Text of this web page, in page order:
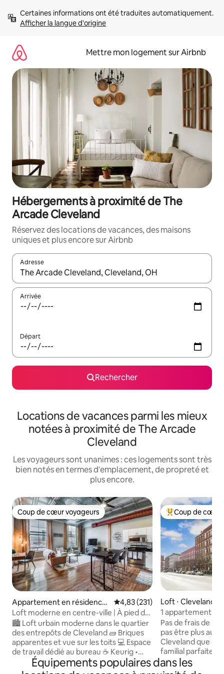
directement
Afficher la langue d'origine
Mettre mon logement sur Airbnb
Hébergements à proximité de The
Arcade Cleveland
Réservez des locations de vacances, des maisons
uniques et plus encore sur Airbnb
Adresse
Lorsque les résultats s'affichent, utilisez les flèches vers le
Arrivée
Départ
Rechercher
Locations de vacances parmi les mieux
notées à proximité de The Arcade
Cleveland
Les voyageurs sont unanimes : ces logements sont très
bien notés en termes d'emplacement, de propreté et
plus encore.
Coup de cœur voyageurs
Coup de cœur voyageurs
Appartement en résidence
⋅ Cleveland
Évaluation moyenne sur la
4,83 (231)
Loft moderne en centre-ville | À pied du
Rock HOF et des stades
🏙️ Loft urbain moderne dans le quartier
des entrepôts de Cleveland 🧱 Briques
apparentes et vue sur les toits 💻 Espace
de travail dédié au bureau ☕ Keurig •
Filtre • Machine à expresso 📺 Télévision
connectée avec Chromecast + YouTube
Coups de cœur
Coup de cœur
Loft ⋅ Cleveland
1 appartement
entrepôts pour 4
les familles
Pas de frais de
pas être plus au
Cleveland que
familial
de la Grand
quartier des
Équipements populaires dans les